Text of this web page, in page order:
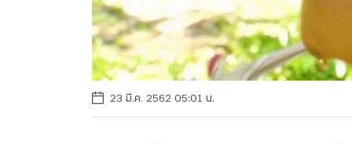
23 มี.ค. 2562 05:01 น.